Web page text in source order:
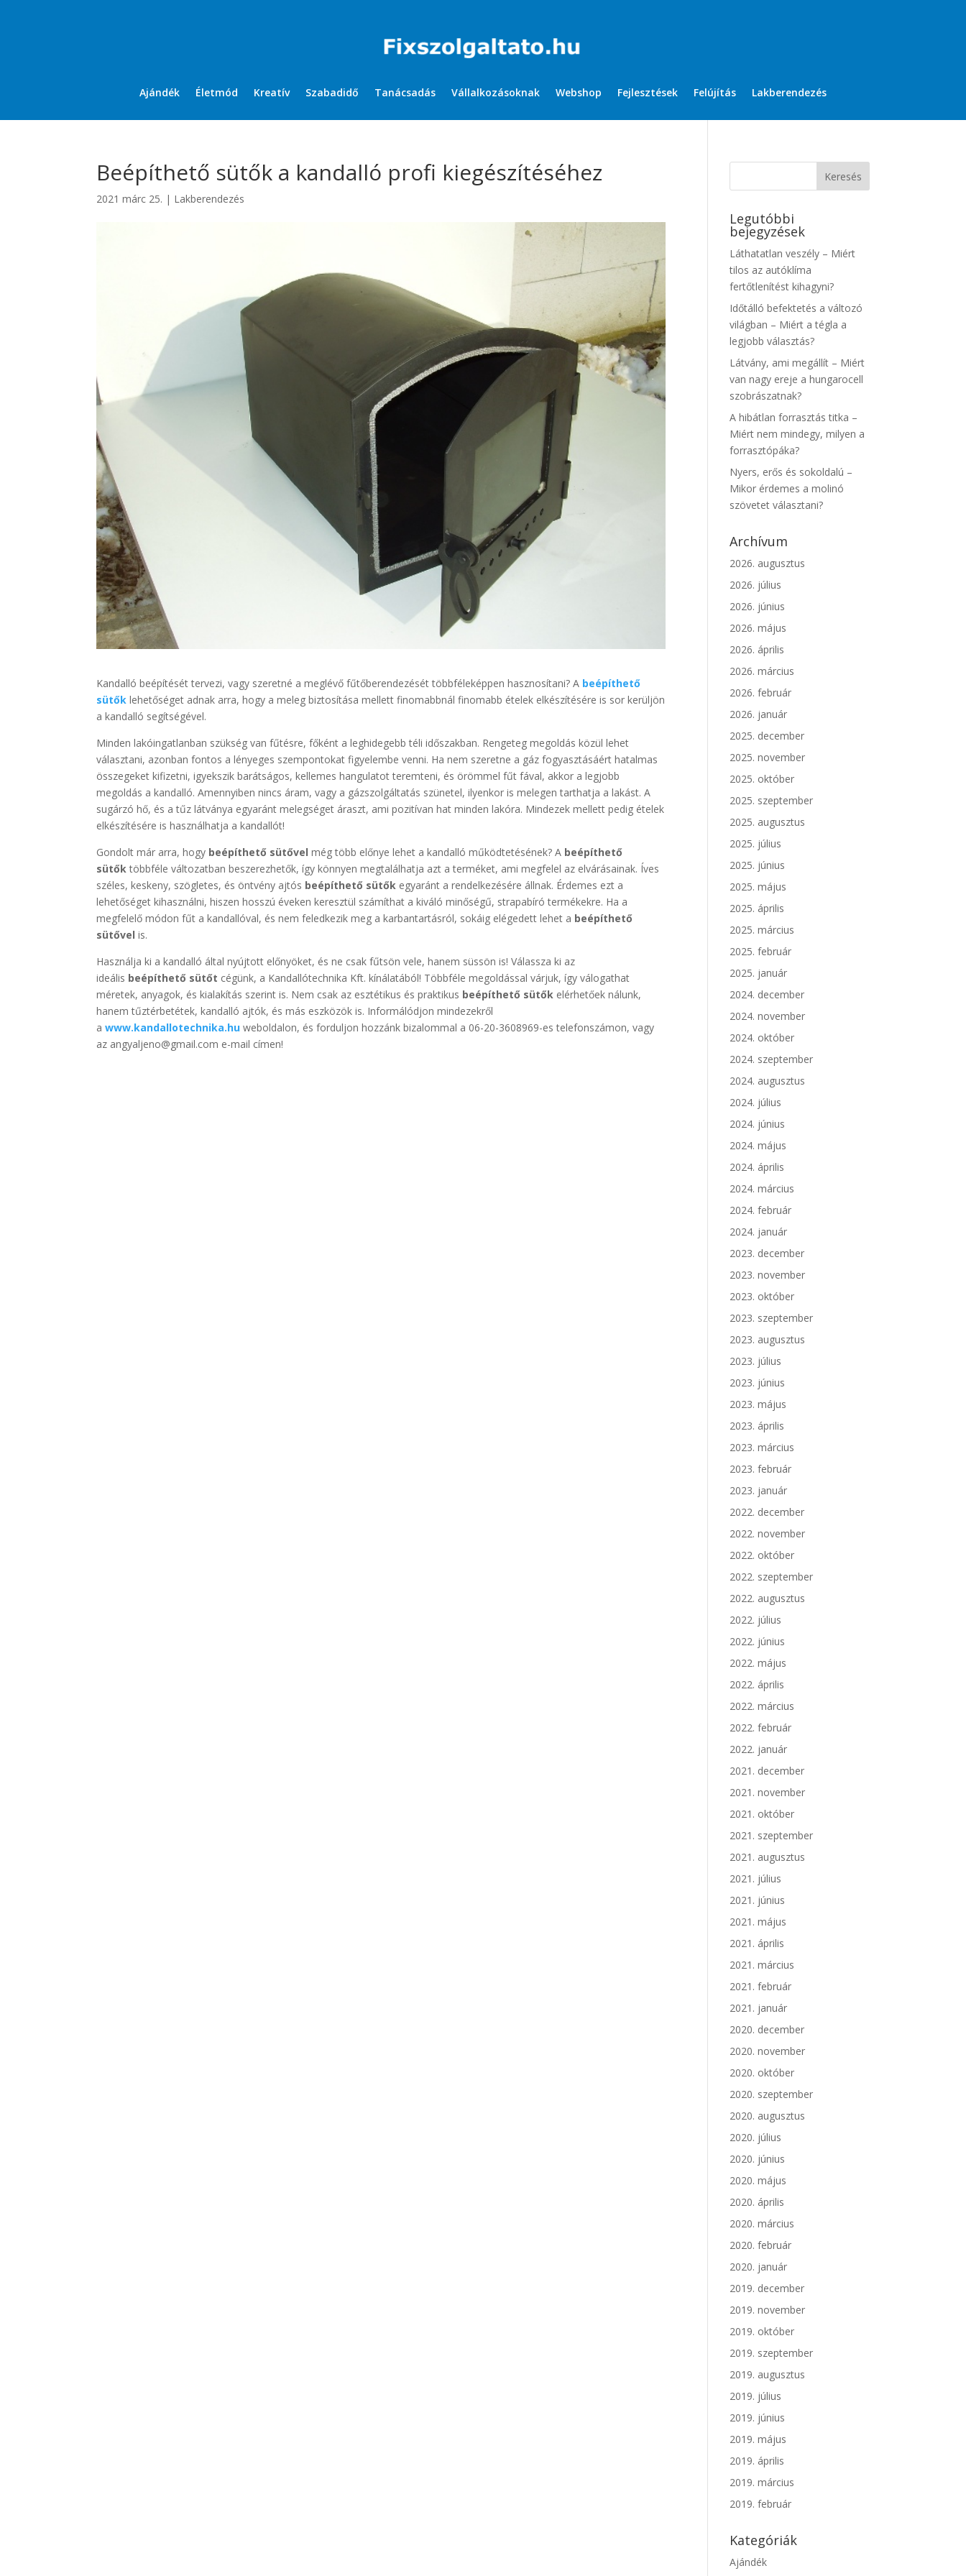
Ajándék Életmód Kreatív Szabadidő Tanácsadás Vállalkozásoknak Webshop Fejlesztések Felújítás Lakberendezés
Beépíthető sütők a kandalló profi kiegészítéséhez
2021 márc 25. | Lakberendezés
Kandalló beépítését tervezi, vagy szeretné a meglévő fűtőberendezését többféleképpen hasznosítani? A beépíthető
sütők lehetőséget adnak arra, hogy a meleg biztosítása mellett finomabbnál finomabb ételek elkészítésére is sor kerüljön
a kandalló segítségével.
Minden lakóingatlanban szükség van fűtésre, főként a leghidegebb téli időszakban. Rengeteg megoldás közül lehet
választani, azonban fontos a lényeges szempontokat figyelembe venni. Ha nem szeretne a gáz fogyasztásáért hatalmas
összegeket kifizetni, igyekszik barátságos, kellemes hangulatot teremteni, és örömmel fűt fával, akkor a legjobb
megoldás a kandalló. Amennyiben nincs áram, vagy a gázszolgáltatás szünetel, ilyenkor is melegen tarthatja a lakást. A
sugárzó hő, és a tűz látványa egyaránt melegséget áraszt, ami pozitívan hat minden lakóra. Mindezek mellett pedig ételek
elkészítésére is használhatja a kandallót!
Gondolt már arra, hogy beépíthető sütővelmég több előnye lehet a kandalló működtetésének? A beépíthető
sütőktöbbféle változatban beszerezhetők, így könnyen megtalálhatja azt a terméket, ami megfelel az elvárásainak. Íves
széles, keskeny, szögletes, és öntvény ajtós beépíthető sütők egyaránt a rendelkezésére állnak. Érdemes ezt a
lehetőséget kihasználni, hiszen hosszú éveken keresztül számíthat a kiváló minőségű, strapabíró termékekre. Ha a
megfelelő módon fűt a kandallóval, és nem feledkezik meg a karbantartásról, sokáig elégedett lehet a beépíthető
sütővel is.
Használja ki a kandalló által nyújtott előnyöket, és ne csak fűtsön vele, hanem süssön is! Válassza ki az
ideális beépíthető sütőt cégünk, a Kandallótechnika Kft. kínálatából! Többféle megoldással várjuk, így válogathat
méretek, anyagok, és kialakítás szerint is. Nem csak az esztétikus és praktikus beépíthető sütők elérhetőek nálunk,
hanem tűztérbetétek, kandalló ajtók, és más eszközök is. Informálódjon mindezekről
awww.kandallotechnika.hu weboldalon, és forduljon hozzánk bizalommal a 06-20-3608969-es telefonszámon, vagy
az angyaljeno@gmail.com e-mail címen!
Legutóbbi
bejegyzések
Láthatatlan veszély – Miért
tilos az autóklíma
fertőtlenítést kihagyni?
Időtálló befektetés a változó
világban – Miért a tégla a
legjobb választás?
Látvány, ami megállít – Miért
van nagy ereje a hungarocell
szobrászatnak?
A hibátlan forrasztás titka –
Miért nem mindegy, milyen a
forrasztópáka?
Nyers, erős és sokoldalú –
Mikor érdemes a molinó
szövetet választani?
Archívum
2026. augusztus
2026. július
2026. június
2026. május
2026. április
2026. március
2026. február
2026. január
2025. december
2025. november
2025. október
2025. szeptember
2025. augusztus
2025. július
2025. június
2025. május
2025. április
2025. március
2025. február
2025. január
2024. december
2024. november
2024. október
2024. szeptember
2024. augusztus
2024. július
2024. június
2024. május
2024. április
2024. március
2024. február
2024. január
2023. december
2023. november
2023. október
2023. szeptember
2023. augusztus
2023. július
2023. június
2023. május
2023. április
2023. március
2023. február
2023. január
2022. december
2022. november
2022. október
2022. szeptember
2022. augusztus
2022. július
2022. június
2022. május
2022. április
2022. március
2022. február
2022. január
2021. december
2021. november
2021. október
2021. szeptember
2021. augusztus
2021. július
2021. június
2021. május
2021. április
2021. március
2021. február
2021. január
2020. december
2020. november
2020. október
2020. szeptember
2020. augusztus
2020. július
2020. június
2020. május
2020. április
2020. március
2020. február
2020. január
2019. december
2019. november
2019. október
2019. szeptember
2019. augusztus
2019. július
2019. június
2019. május
2019. április
2019. március
2019. február
Kategóriák
Ajándék